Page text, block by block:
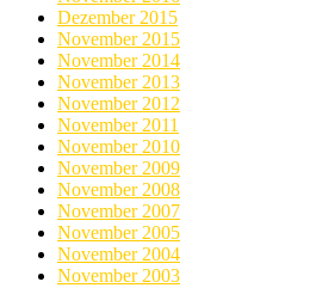
Dezember 2015
November 2015
November 2014
November 2013
November 2012
November 2011
November 2010
November 2009
November 2008
November 2007
November 2005
November 2004
November 2003